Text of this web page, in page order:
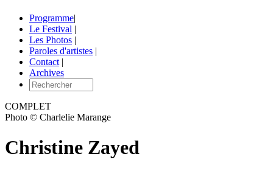
Programme|
Le Festival |
Les Photos |
Paroles d'artistes |
Contact |
Archives
COMPLET
Photo © Charlelie Marange
Christine Zayed